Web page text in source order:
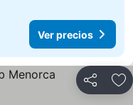
Ver precios
Compartir